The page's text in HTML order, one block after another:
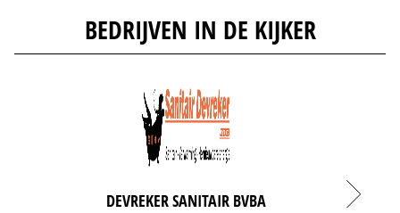
BEDRIJVEN IN DE KIJKER
DEVREKER SANITAIR BVBA